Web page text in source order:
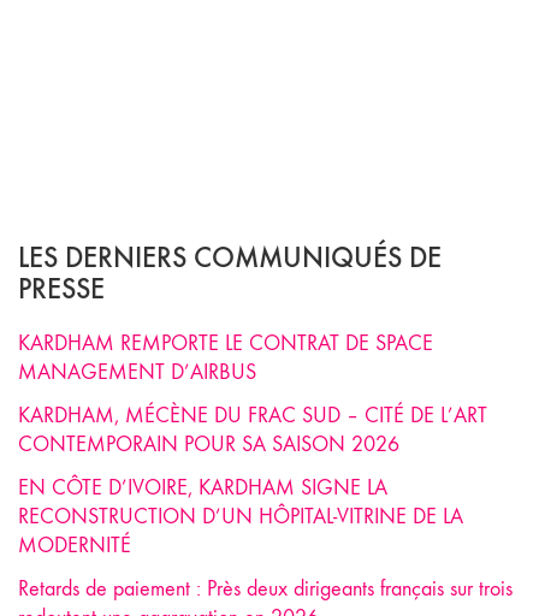
LES DERNIERS COMMUNIQUÉS DE
PRESSE
KARDHAM REMPORTE LE CONTRAT DE SPACE
MANAGEMENT D’AIRBUS
KARDHAM, MÉCÈNE DU FRAC SUD – CITÉ DE L’ART
CONTEMPORAIN POUR SA SAISON 2026
EN CÔTE D’IVOIRE, KARDHAM SIGNE LA
RECONSTRUCTION D’UN HÔPITAL-VITRINE DE LA
MODERNITÉ
Retards de paiement : Près deux dirigeants français sur trois